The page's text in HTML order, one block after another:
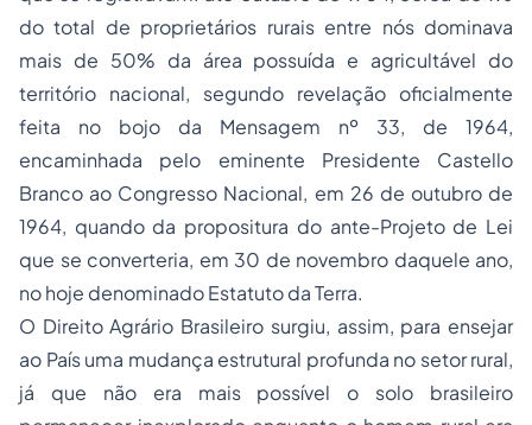
do total de proprietários rurais entre nós dominava
mais de 50% da área possuída e agricultável do
território nacional, segundo revelação oficialmente
feita no bojo da Mensagem nº 33, de 1964,
encaminhada pelo eminente Presidente Castello
Branco ao Congresso Nacional, em 26 de outubro de
1964, quando da propositura do ante-Projeto de Lei
que se converteria, em 30 de novembro daquele ano,
no hoje denominadoEstatuto da Terra.
O Direito Agrário Brasileiro surgiu, assim, para ensejar
ao País uma mudança estrutural profunda no setor rural,
já que não era mais possível o solo brasileiro